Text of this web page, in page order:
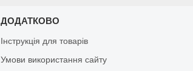
ДОДАТКОВО
Інструкція для товарів
Умови використання сайту